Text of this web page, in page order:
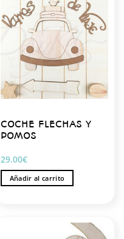
COCHE FLECHAS Y
POMOS
29.00€
Añadir al carrito